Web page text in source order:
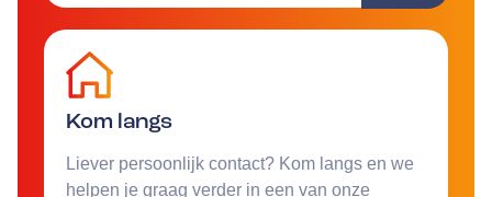
Kom langs
Liever persoonlijk contact? Kom langs en we
helpen je graag verder in een van onze